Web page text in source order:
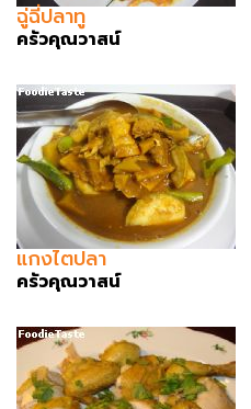
ฉู่ฉี่ปลาทู
ครัวคุณวาสน์
แกงไตปลา
ครัวคุณวาสน์